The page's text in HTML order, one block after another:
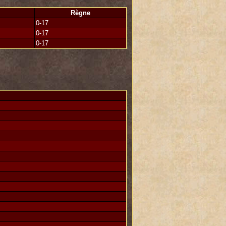
votre place fut un acte digne d'un
vos chemins dans d'autres
soit pas allié pour y arriver !
DV avec qui c'était un plaisir
Règne
0-17
0-17
0-17